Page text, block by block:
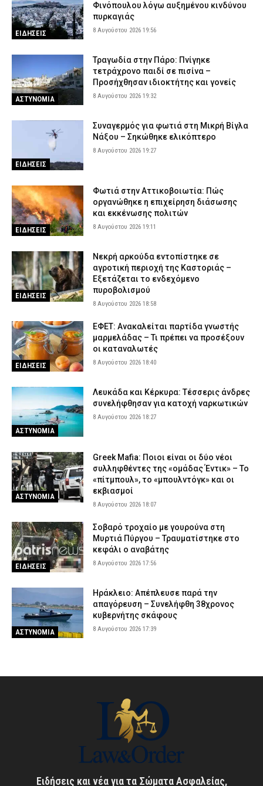
ΕΙΔΗΣΕΙΣ
Φινόπουλου λόγω αυξημένου κινδύνου
πυρκαγιάς
8 Αυγούστου 2026 19:56
ΑΣΤΥΝΟΜΙΑ
Τραγωδία στην Πάρο: Πνίγηκε
τετράχρονο παιδί σε πισίνα –
Προσήχθησαν ιδιοκτήτης και γονείς
8 Αυγούστου 2026 19:32
ΕΙΔΗΣΕΙΣ
Συναγερμός για φωτιά στη Μικρή Βίγλα
Νάξου – Σηκώθηκε ελικόπτερο
8 Αυγούστου 2026 19:27
ΕΙΔΗΣΕΙΣ
Φωτιά στην Αττικοβοιωτία: Πώς
οργανώθηκε η επιχείρηση διάσωσης
και εκκένωσης πολιτών
8 Αυγούστου 2026 19:11
ΕΙΔΗΣΕΙΣ
Νεκρή αρκούδα εντοπίστηκε σε
αγροτική περιοχή της Καστοριάς –
Εξετάζεται το ενδεχόμενο
πυροβολισμού
8 Αυγούστου 2026 18:58
ΕΙΔΗΣΕΙΣ
ΕΦΕΤ: Ανακαλείται παρτίδα γνωστής
μαρμελάδας – Τι πρέπει να προσέξουν
οι καταναλωτές
8 Αυγούστου 2026 18:40
ΑΣΤΥΝΟΜΙΑ
Λευκάδα και Κέρκυρα: Τέσσερις άνδρες
συνελήφθησαν για κατοχή ναρκωτικών
8 Αυγούστου 2026 18:27
ΑΣΤΥΝΟΜΙΑ
Greek Mafia: Ποιοι είναι οι δύο νέοι
συλληφθέντες της «ομάδας Έντικ» – Το
«πίτμπουλ», το «μπουλντόγκ» και οι
εκβιασμοί
8 Αυγούστου 2026 18:07
ΕΙΔΗΣΕΙΣ
Σοβαρό τροχαίο με γουρούνα στη
Μυρτιά Πύργου – Τραυματίστηκε στο
κεφάλι ο αναβάτης
8 Αυγούστου 2026 17:56
ΑΣΤΥΝΟΜΙΑ
Ηράκλειο: Απέπλευσε παρά την
απαγόρευση – Συνελήφθη 38χρονος
κυβερνήτης σκάφους
8 Αυγούστου 2026 17:39
Ειδήσεις και νέα για τα Σώματα Ασφαλείας,